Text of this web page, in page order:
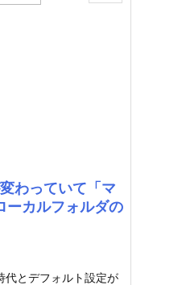
わっていて「マ
ーカルフォルダの
代とデフォルト設定が